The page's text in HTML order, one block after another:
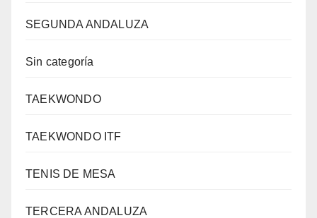
SEGUNDA ANDALUZA
Sin categoría
TAEKWONDO
TAEKWONDO ITF
TENIS DE MESA
TERCERA ANDALUZA